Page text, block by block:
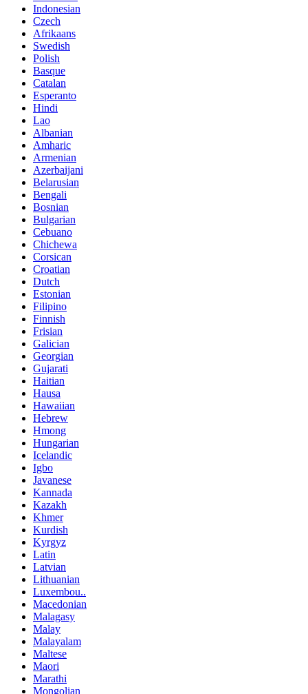
Indonesian
Czech
Afrikaans
Swedish
Polish
Basque
Catalan
Esperanto
Hindi
Lao
Albanian
Amharic
Armenian
Azerbaijani
Belarusian
Bengali
Bosnian
Bulgarian
Cebuano
Chichewa
Corsican
Croatian
Dutch
Estonian
Filipino
Finnish
Frisian
Galician
Georgian
Gujarati
Haitian
Hausa
Hawaiian
Hebrew
Hmong
Hungarian
Icelandic
Igbo
Javanese
Kannada
Kazakh
Khmer
Kurdish
Kyrgyz
Latin
Latvian
Lithuanian
Luxembou..
Macedonian
Malagasy
Malay
Malayalam
Maltese
Maori
Marathi
Mongolian